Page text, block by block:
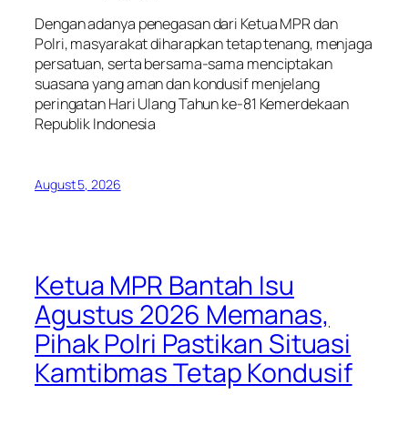
Dengan adanya penegasan dari Ketua MPR dan
Polri, masyarakat diharapkan tetap tenang, menjaga
persatuan, serta bersama-sama menciptakan
suasana yang aman dan kondusif menjelang
peringatan Hari Ulang Tahun ke-81 Kemerdekaan
Republik Indonesia
August 5, 2026
Ketua MPR Bantah Isu
Agustus 2026 Memanas,
Pihak Polri Pastikan Situasi
Kamtibmas Tetap Kondusif